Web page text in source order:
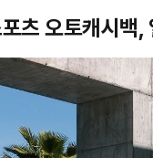
오토캐시백,